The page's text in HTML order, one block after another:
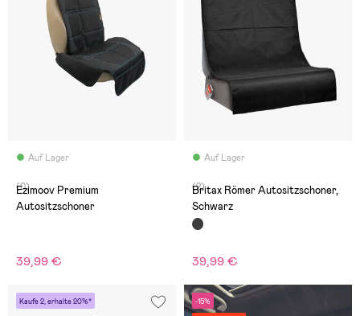
Auf Lager
(0)
Ezimoov Premium
Autositzschoner
39,99 €
Auf Lager
(2)
Britax Römer Autositzschoner,
Schwarz
39,99 €
Kaufe 2, erhalte 20%* -15%